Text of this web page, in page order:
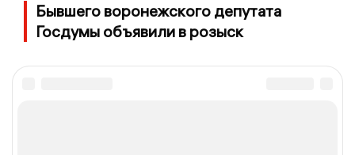
Бывшего воронежского депутата
Госдумы объявили в розыск